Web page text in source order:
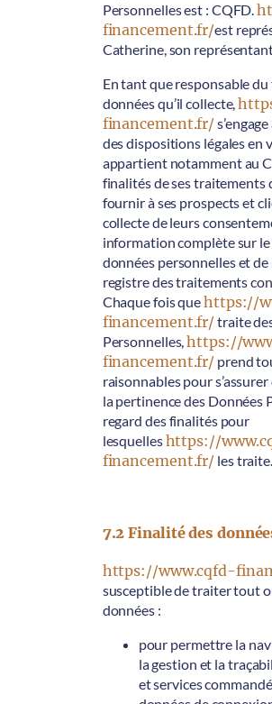
Personnelles est : CQFD.
financement.fr/est
Catherine, son
En tant que responsable
données qu’il collecte,
financement.fr/
des dispositions légales en
appartient notamment au
finalités de ses traitements
fournir à ses prospects et
collecte de leurs
information complète sur
données personnelles et
registre des traitements
Chaque fois quehttps://
financement.fr/traite
Personnelles,https://
financement.fr/ prend
raisonnables pour
la pertinence des Données
regard des finalités pour
lesquelleshttps://
financement.fr/ les traite.
7.2 Finalité des
https://www.cqfd-
susceptible de traiter tout
données :
pour permettre la
la gestion et la
et services